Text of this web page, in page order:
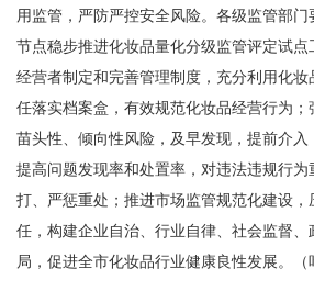
用监管，严防严控安全风险。各级监管部门
节点稳步推进化妆品量化分级监管评定试点
经营者制定和完善管理制度，充分利用化
任落实档案盒，有效规范化妆品经营行为
苗头性、倾向性风险，及早发现，提前介入
提高问题发现率和处置率，对违法违规行
打、严惩重处；推进市场监管规范化建设
任，构建企业自治、行业自律、社会监督
局，促进全市化妆品行业健康良性发展。（